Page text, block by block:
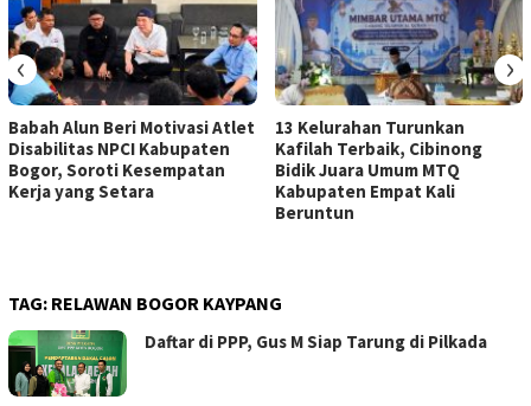
Babah Alun Beri Motivasi Atlet
Disabilitas NPCI Kabupaten
Bogor, Soroti Kesempatan
Kerja yang Setara
13 Kelurahan Turunkan
Kafilah Terbaik, Cibinong
Bidik Juara Umum MTQ
Kabupaten Empat Kali
Beruntun
‹ ›
TAG: RELAWAN BOGOR KAYPANG
Daftar di PPP, Gus M Siap Tarung di Pilkada